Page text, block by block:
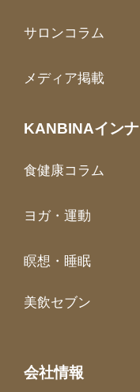
サロンコラム
メディア掲載
KANBINAイン
食健康コラム
ヨガ・運動
瞑想・睡眠
美飲セブン
会社情報